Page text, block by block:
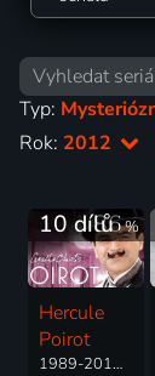
Typ:
Rok: 2012
86%
10 dílů
Hercule
Poirot
1989-2014 | Velká Británie | Thriller, Drama, Krimi, Mysteriózní, Rodinný